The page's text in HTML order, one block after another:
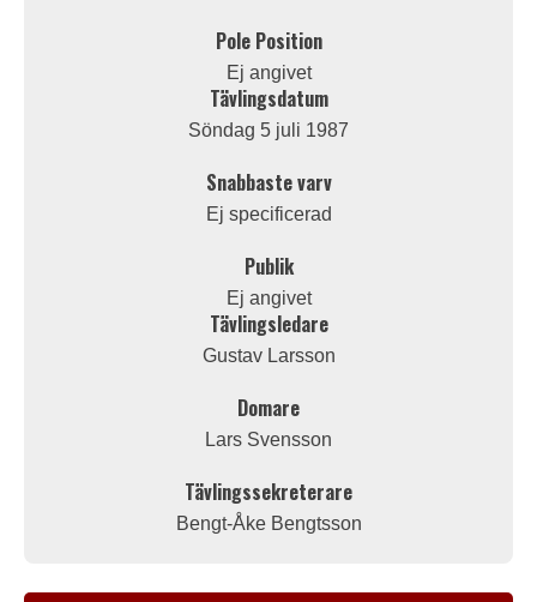
Pole Position
Ej angivet
Tävlingsdatum
Söndag 5 juli 1987
Snabbaste varv
Ej specificerad
Publik
Ej angivet
Tävlingsledare
Gustav Larsson
Domare
Lars Svensson
Tävlingssekreterare
Bengt-Åke Bengtsson